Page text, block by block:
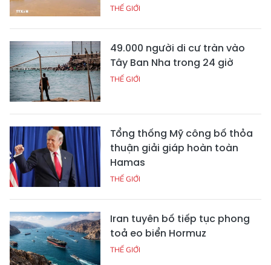
THẾ GIỚI
49.000 người di cư tràn vào
Tây Ban Nha trong 24 giờ
THẾ GIỚI
Tổng thống Mỹ công bố thỏa
thuận giải giáp hoàn toàn
Hamas
THẾ GIỚI
Iran tuyên bố tiếp tục phong
toả eo biển Hormuz
THẾ GIỚI